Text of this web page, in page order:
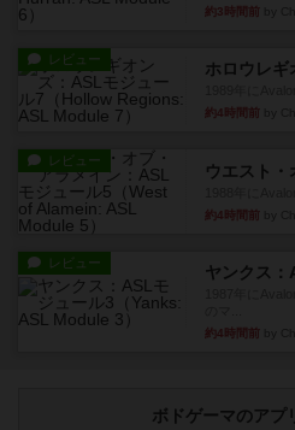
約3時間前
レビュー ホロウレギ
約4時間前
レビュー
約4時間前
レビュー ヤンクス：
約4時間前
ボドゲーマのアプ